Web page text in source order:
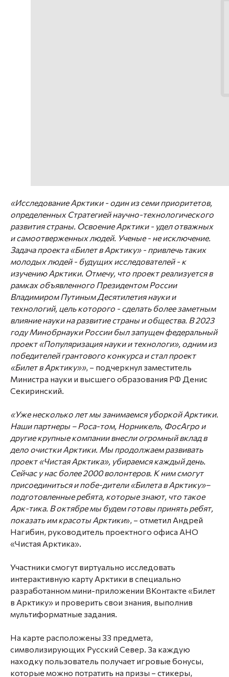
«Исследование Арктики - один из семи приоритетов,
определенных Стратегией научно-технологического
развития страны. Освоение Арктики - удел отважных
и самоотверженных людей. Ученые - не исключение.
Задача проекта «Билет в Арктику» - привлечь таких
молодых людей - будущих исследователей - к
изучению Арктики. Отмечу, что проект реализуется в
рамках объявленного Президентом России
Владимиром Путиным Десятилетия науки и
технологий, цель которого - сделать более заметным
влияние науки на развитие страны и общества. В 2023
году Минобрнауки России был запущен федеральный
проект «Популяризация науки и технологи», одним из
победителей грантового конкурса и стал проект
«Билет в Арктику»», – подчеркнул заместитель
Министра науки и высшего образования РФ Денис
Секиринский.
«Уже несколько лет мы занимаемся уборкой Арктики.
Наши партнеры – Роса-том, Норникель, ФосАгро и
другие крупные компании внесли огромный вклад в
дело очистки Арктики. Мы продолжаем развивать
проект «Чистая Арктика», убираемся каждый день.
Сейчас у нас более 2000 волонтеров. К ним смогут
присоединиться и побе-дители «Билета в Арктику»–
подготовленные ребята, которые знают, что такое
Арк-тика. В октябре мы будем готовы принять ребят,
показать им красоты Арктики», – отметил Андрей
Нагибин, руководитель проектного офиса АНО
«Чистая Арктика».
Участники смогут виртуально исследовать
интерактивную карту Арктики в специально
разработанном мини-приложении ВКонтакте «Билет
в Арктику» и проверить свои знания, выполнив
мультиформатные задания.
На карте расположены 33 предмета,
символизирующих Русский Север. За каждую
находку пользователь получает игровые бонусы,
которые можно потратить на призы – стикеры,